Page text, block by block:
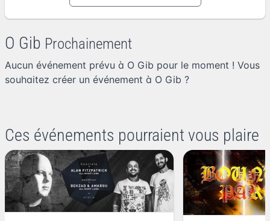
O Gib Prochainement
Aucun événement prévu à O Gib pour le moment ! Vous
souhaitez créer un événement à O Gib ?
Ces événements pourraient vous plaire